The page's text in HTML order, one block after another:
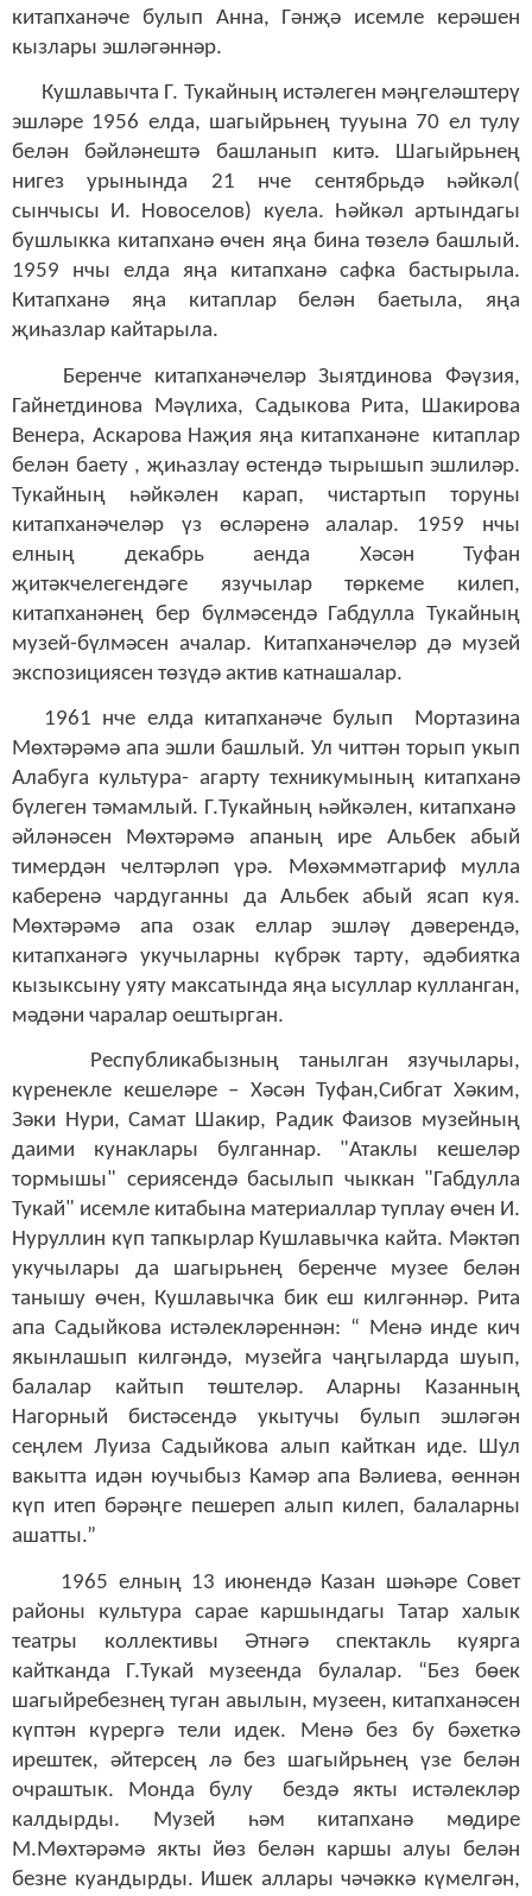
китапханәче булып Анна, Гәнҗә исемле керәшен
кызлары эшләгәннәр.
Кушлавычта Г. Тукайның истәлеген мәңгеләштерү
эшләре 1956 елда, шагыйрьнең тууына 70 ел тулу
белән бәйләнештә башланып китә. Шагыйрьнең
нигез урынында 21 нче сентябрьдә һәйкәл(
сынчысы И. Новоселов) куела. Һәйкәл артындагы
бушлыкка китапханә өчен яңа бина төзелә башлый.
1959 нчы елда яңа китапханә сафка бастырыла.
Китапханә яңа китаплар белән баетыла, яңа
җиһазлар кайтарыла.
Беренче китапханәчеләр Зыятдинова Фәүзия,
Гайнетдинова Мәүлиха, Садыкова Рита, Шакирова
Венера, Аскарова Наҗия яңа китапханәне китаплар
белән баету , җиһазлау өстендә тырышып эшлиләр.
Тукайның һәйкәлен карап, чистартып торуны
китапханәчеләр үз өсләренә алалар. 1959 нчы
елның декабрь аенда Хәсән Туфан
җитәкчелегендәге язучылар төркеме килеп,
китапханәнең бер бүлмәсендә Габдулла Тукайның
музей-бүлмәсен ачалар. Китапханәчеләр дә музей
экспозициясен төзүдә актив катнашалар.
1961 нче елда китапханәче булып Мортазина
Мөхтәрәмә апа эшли башлый. Ул читтән торып укып
Алабуга культура- агарту техникумының китапханә
бүлеген тәмамлый. Г.Тукайның һәйкәлен, китапханә
әйләнәсен Мөхтәрәмә апаның ире Альбек абый
тимердән челтәрләп үрә. Мөхәммәтгариф мулла
каберенә чардуганны да Альбек абый ясап куя.
Мөхтәрәмә апа озак еллар эшләү дәверендә,
китапханәгә укучыларны күбрәк тарту, әдәбиятка
кызыксыну уяту максатында яңа ысуллар кулланган,
мәдәни чаралар оештырган.
Республикабызның танылган язучылары,
күренекле кешеләре – Хәсән Туфан,Сибгат Хәким,
Зәки Нури, Самат Шакир, Радик Фаизов музейның
даими кунаклары булганнар. "Атаклы кешеләр
тормышы" сериясендә басылып чыккан "Габдулла
Тукай" исемле китабына материаллар туплау өчен И.
Нуруллин күп тапкырлар Кушлавычка кайта. Мәктәп
укучылары да шагырьнең беренче музее белән
танышу өчен, Кушлавычка бик еш килгәннәр. Рита
апа Садыйкова истәлекләреннән: “ Менә инде кич
якынлашып килгәндә, музейга чаңгыларда шуып,
балалар кайтып төштеләр. Аларны Казанның
Нагорный бистәсендә укытучы булып эшләгән
сеңлем Луиза Садыйкова алып кайткан иде. Шул
вакытта идән юучыбыз Камәр апа Вәлиева, өеннән
күп итеп бәрәңге пешереп алып килеп, балаларны
ашатты.”
1965 елның 13 июнендә Казан шәһәре Совет
районы культура сарае каршындагы Татар халык
театры коллективы Әтнәгә спектаклькуярга
кайтканда Г.Тукай музеенда булалар. “Без бөек
шагыйребезнең туган авылын, музеен, китапханәсен
күптән күрергә тели идек. Менә без бу бәхеткә
ирештек, әйтерсең лә без шагыйрьнең үзе белән
очраштык. Монда булу бездә якты истәлекләр
калдырды. Музей һәм китапханә мөдире
М.Мөхтәрәмә якты йөз белән каршы алуы белән
безне куандырды. Ишек аллары чәчәккә күмелгән,